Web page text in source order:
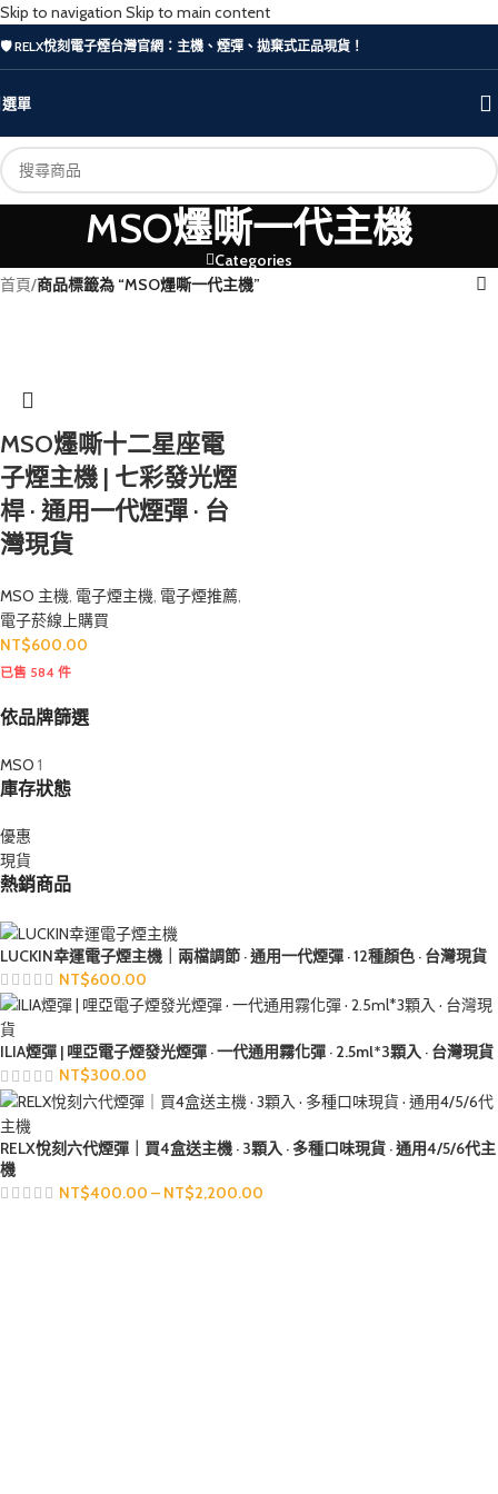
Skip to navigation Skip to main content
🛡️ RELX悅刻電子煙台灣官網：主機、煙彈、拋棄式正品現貨！
選單
MSO爅嘶一代主機
Categories
依品牌篩選
MSO 1
庫存狀態
優惠
現貨
熱銷商品
LUCKIN幸運電子煙主機｜兩檔調節 · 通用一代煙彈 · 12種顏色 · 台灣現貨
NT$600.00
ILIA煙彈 | 哩亞電子煙發光煙彈 · 一代通用霧化彈 · 2.5ml*3顆入 · 台灣現貨
NT$300.00
RELX悅刻六代煙彈｜買4盒送主機 · 3顆入 · 多種口味現貨 · 通用4/5/6代主
機
NT$400.00 – NT$2,200.00
首頁/商品標籤為 “MSO爅嘶一代主機”
MSO爅嘶十二星座電
子煙主機 | 七彩發光煙
桿 · 通用一代煙彈 · 台
灣現貨
MSO 主機, 電子煙主機, 電子煙推薦,
電子菸線上購買
NT$600.00
已售 584 件